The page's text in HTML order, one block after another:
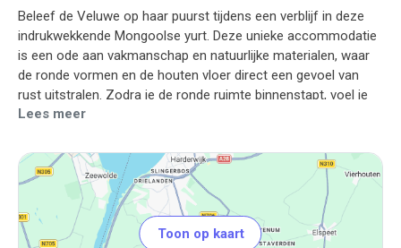
Beleef de Veluwe op haar puurst tijdens een verblijf in deze
indrukwekkende Mongoolse yurt. Deze unieke accommodatie
is een ode aan vakmanschap en natuurlijke materialen, waar
de ronde vormen en de houten vloer direct een gevoel van
rust uitstralen. Zodra je de ronde ruimte binnenstapt, voel je
de geborgenheid van het indrukwekkende houten geraamte en
zachtjes regent of de zon door de bomen schijnt, binnen
geniet je bij de warme kachel van een goed boek of een fijn
gesprek. De absolute magie ervaar je pas echt wanneer de
avond valt: terwijl je comfortabel in bed ligt, kijk je door de
glazen koepel recht naar de fonkelende sterrenhemel, terwijl
Lees meer
Toon op kaart